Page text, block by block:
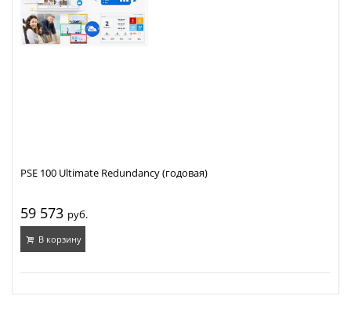
59 573 руб.
В корзину
PSE 100 Ultimate Redundancy (годовая)